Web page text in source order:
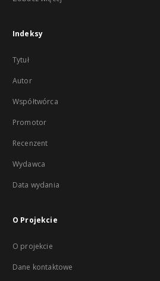
Indeksy
Tytuł
Autor
Współtwórca
Promotor
Recenzent
Wydawca
Data wydania
O Projekcie
O projekcie
Dane kontaktowe